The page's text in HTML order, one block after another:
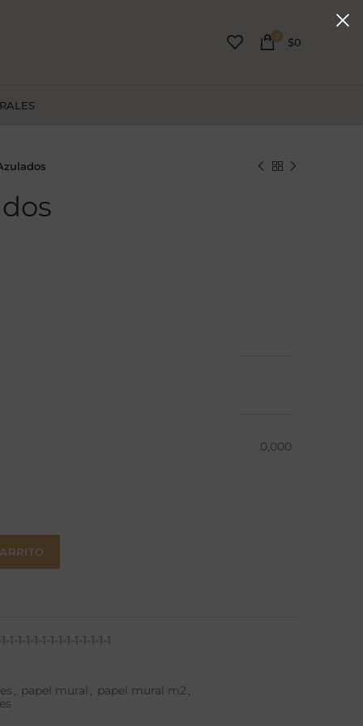
0 $0
0,000
1-1-1-1-1-1-1-1-1-1-1-1-1
, papel mural , papel mural m2 ,